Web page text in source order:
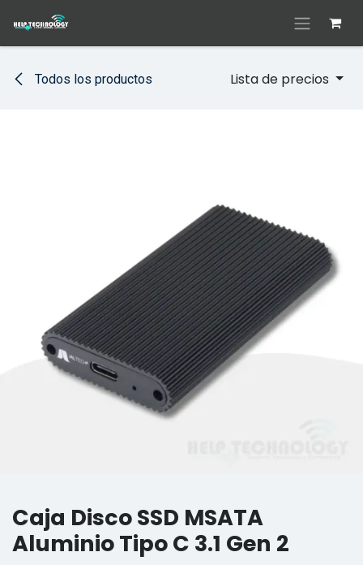
Todos los productos Lista de precios
Caja Disco SSD MSATA
Aluminio Tipo C 3.1 Gen 2